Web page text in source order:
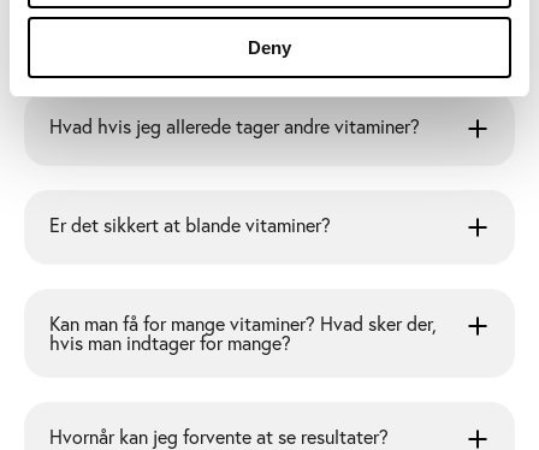
Deny
Kan jeg tage de vitaminer, der er inkluderet i Vita
Hvad hvis jeg allerede tager andre vitaminer?
Er det sikkert at blande vitaminer?
Kan man få for mange vitaminer? Hvad sker der,
hvis man indtager for mange?
Hvornår kan jeg forvente at se resultater?